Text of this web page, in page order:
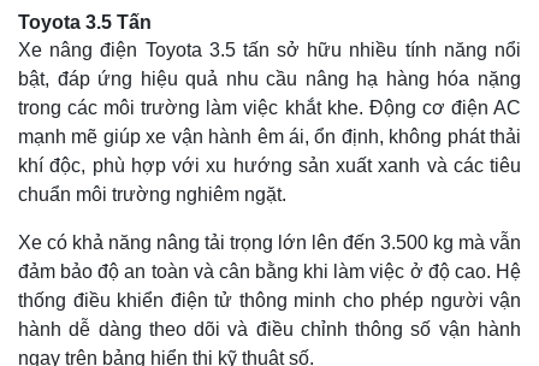
Toyota 3.5 Tấn
Xe nâng điện Toyota 3.5 tấn sở hữu nhiều tính năng nổi
bật, đáp ứng hiệu quả nhu cầu nâng hạ hàng hóa nặng
trong các môi trường làm việc khắt khe. Động cơ điện AC
mạnh mẽ giúp xe vận hành êm ái, ổn định, không phát thải
khí độc, phù hợp với xu hướng sản xuất xanh và các tiêu
chuẩn môi trường nghiêm ngặt.
Xe có khả năng nâng tải trọng lớn lên đến 3.500 kg mà vẫn
đảm bảo độ an toàn và cân bằng khi làm việc ở độ cao. Hệ
thống điều khiển điện tử thông minh cho phép người vận
hành dễ dàng theo dõi và điều chỉnh thông số vận hành
ngay trên bảng hiển thị kỹ thuật số.